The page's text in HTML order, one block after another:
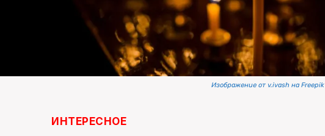
Изображение от v.ivash на Freepik
ИНТЕРЕСНОЕ